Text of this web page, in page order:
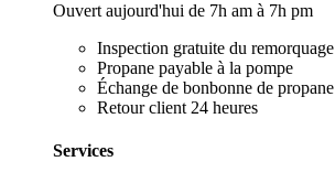
Ouvert aujourd'hui de 7h am à 7h pm
Inspection gratuite du remorquage
Propane payable à la pompe
Échange de bonbonne de propane
Retour client 24 heures
Services